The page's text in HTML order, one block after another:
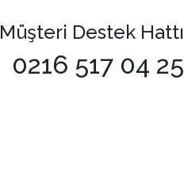
Müşteri Destek Hattı
0216 517 04 25